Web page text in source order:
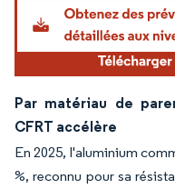
Par matériau de
CFRT accélère
En 2025, l'aluminium
%, reconnu pour sa